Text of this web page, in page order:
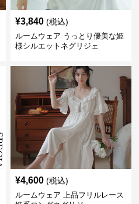
¥3,840 (税込)
ルームウェア うっとり優美な姫
様シルエットネグリジェ
¥4,600 (税込)
ルームウェア 上品フリルレース